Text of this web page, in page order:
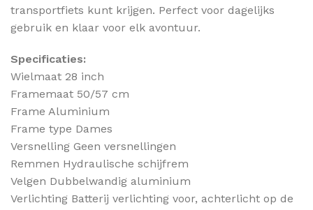
transportfiets kunt krijgen. Perfect voor dagelijks
gebruik en klaar voor elk avontuur.
Specificaties:
Wielmaat 28 inch
Framemaat 50/57 cm
Frame Aluminium
Frame type Dames
Versnelling Geen versnellingen
Remmen Hydraulische schijfrem
Velgen Dubbelwandig aluminium
Verlichting Batterij verlichting voor, achterlicht op de